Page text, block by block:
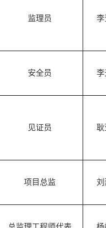
监理员 李
安全员 李
见证员 耿
项目总监 刘